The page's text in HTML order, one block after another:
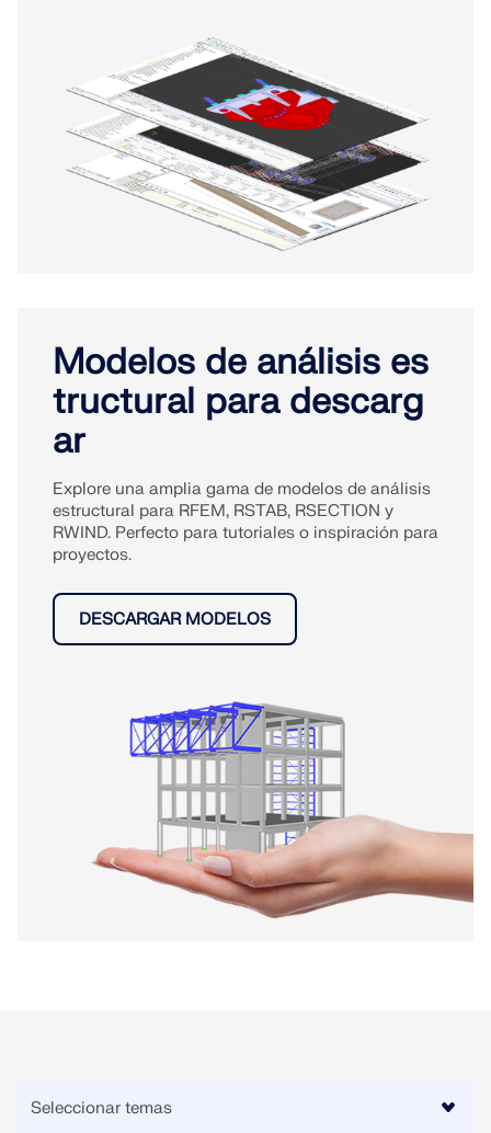
Modelos de análisis es
tructural para descarg
ar
Explore una amplia gama de modelos de análisis
estructural para RFEM, RSTAB, RSECTION y
RWIND. Perfecto para tutoriales o inspiración para
proyectos.
DESCARGAR MODELOS